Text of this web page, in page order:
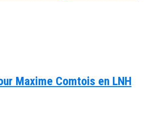
Maxime Comtois en LNH